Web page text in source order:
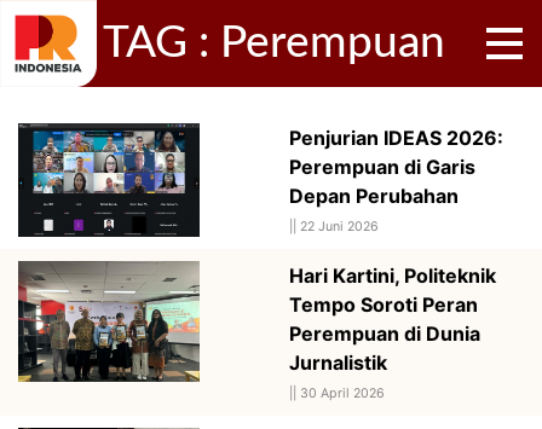
TAG : Perempuan
Penjurian IDEAS 2026:
Perempuan di Garis
Depan Perubahan
22 Juni 2026
Hari Kartini, Politeknik
Tempo Soroti Peran
Perempuan di Dunia
Jurnalistik
30 April 2026